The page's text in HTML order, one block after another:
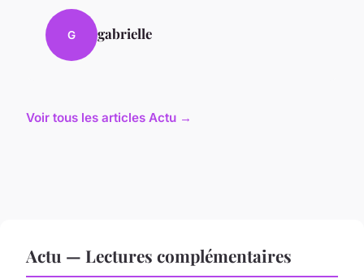
G gabrielle
Voir tous les articles Actu →
Actu — Lectures complémentaires